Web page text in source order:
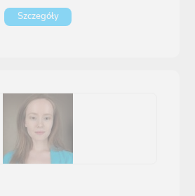
Szczegóły